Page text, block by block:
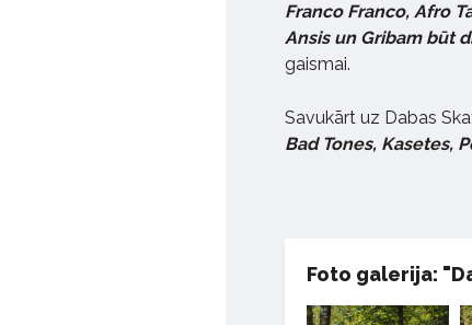
Franco Franco, Afro
Ansis un Gribam būt
gaismai.
Savukārt uz Dabas
Bad Tones, Kasetes,
Foto galerija: